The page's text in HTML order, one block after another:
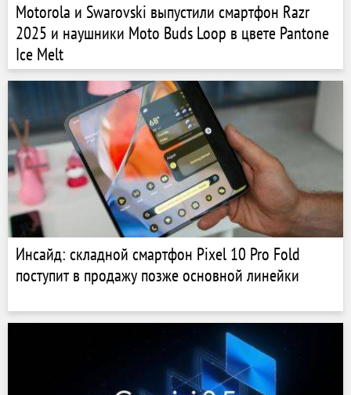
Motorola и Swarovski выпустили смартфон Razr
2025 и наушники Moto Buds Loop в цвете Pantone
Ice Melt
Инсайд: складной смартфон Pixel 10 Pro Fold
поступит в продажу позже основной линейки